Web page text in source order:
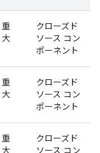
重
大
クローズド
ソース コン
ポーネント
重
大
クローズド
ソース コン
ポーネント
重
大
クローズド
ソース コン